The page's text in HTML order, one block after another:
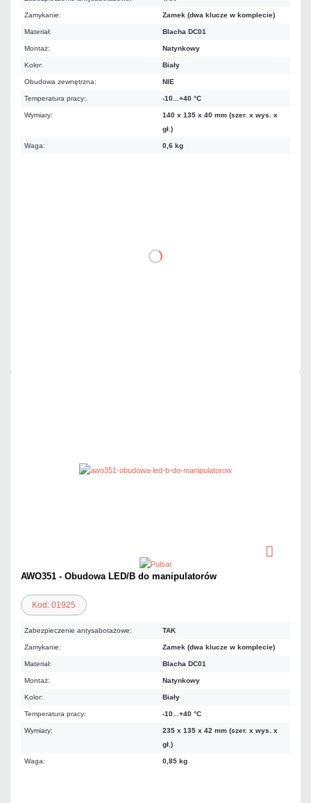
Zamykanie: Zamek (dwa klucze w komplecie)
Materiał: Blacha DC01
Montaż: Natynkowy
Kolor: Biały
Obudowa zewnętrzna: NIE
Temperatura pracy: -10...+40 °C
Wymiary:
140 x 135 x 40 mm (szer. x wys. x
gł.)
Waga: 0,6 kg
DO KOSZYKA
AWO351 - Obudowa LED/B do manipulatorów
Kod: 01925
Zabezpieczenie antysabotażowe: TAK
Zamykanie: Zamek (dwa klucze w komplecie)
Materiał: Blacha DC01
Montaż: Natynkowy
Kolor: Biały
Temperatura pracy: -10...+40 °C
Wymiary:
235 x 135 x 42 mm (szer. x wys. x
gł.)
Waga: 0,85 kg